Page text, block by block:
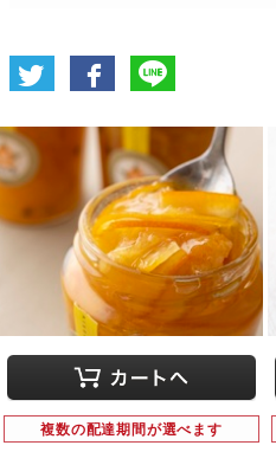
複数の配達期間が選べます